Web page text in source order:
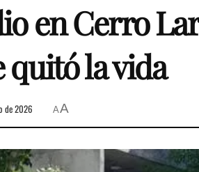
en Cerro
quitó la vida
de 2026 AA